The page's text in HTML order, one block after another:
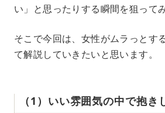
い」と思ったりする瞬間を狙って
そこで今回は、女性がムラっとす
て解説していきたいと思います。
（1）いい雰囲気の中で抱き